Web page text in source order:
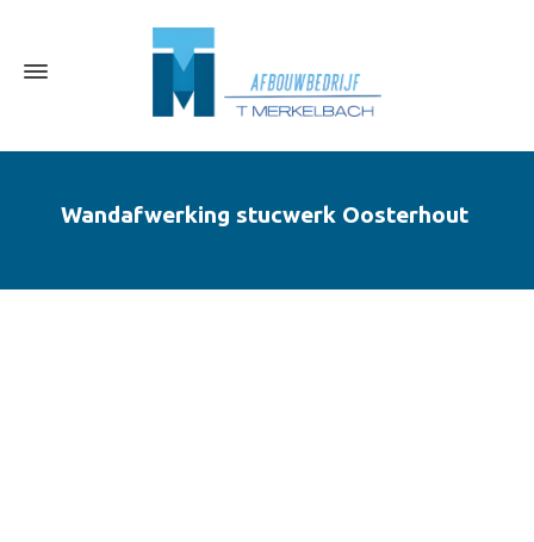
Wandafwerking stucwerk Oosterhout